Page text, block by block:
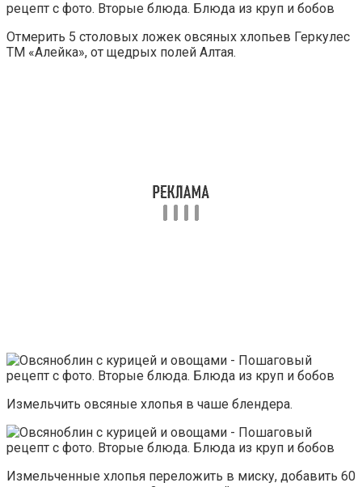
Отмерить 5 столовых ложек овсяных хлопьев Геркулес
ТМ «Алейка», от щедрых полей Алтая.
Измельчить овсяные хлопья в чаше блендера.
Измельченные хлопья переложить в миску, добавить 60